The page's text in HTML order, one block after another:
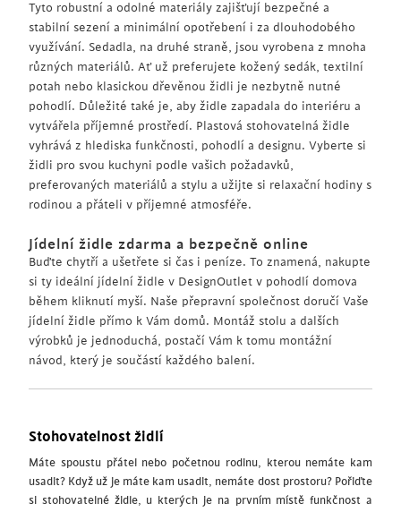
Tyto robustní a odolné materiály zajišťují bezpečné a
stabilní sezení a minimální opotřebení i za dlouhodobého
využívání. Sedadla, na druhé straně, jsou vyrobena z mnoha
různých materiálů. Ať už preferujete kožený sedák, textilní
potah nebo klasickou dřevěnou židli je nezbytně nutné
pohodlí. Důležité také je, aby židle zapadala do interiéru a
vytvářela příjemné prostředí. Plastová stohovatelná židle
vyhrává z hlediska funkčnosti, pohodlí a designu. Vyberte si
židli pro svou kuchyni podle vašich požadavků,
preferovaných materiálů a stylu a užijte si relaxační hodiny s
rodinou a přáteli v příjemné atmosféře.
Jídelní židle zdarma a bezpečně online
Buďte chytří a ušetřete si čas i peníze. To znamená, nakupte
si ty ideální jídelní židle v DesignOutlet v pohodlí domova
během kliknutí myší. Naše přepravní společnost doručí Vaše
jídelní židle přímo k Vám domů. Montáž stolu a dalších
výrobků je jednoduchá, postačí Vám k tomu montážní
návod, který je součástí každého balení.
Stohovatelnost židlí
Máte spoustu přátel nebo početnou rodinu, kterou nemáte kam
usadit? Když už je máte kam usadit, nemáte dost prostoru? Pořiďte
si stohovatelné židle, u kterých je na prvním místě funkčnost a